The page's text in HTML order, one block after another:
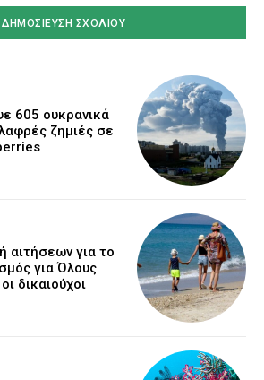
605 ουκρανικά
ζημιές σε
αιτήσεων για το
για Όλους
δικαιούχοι